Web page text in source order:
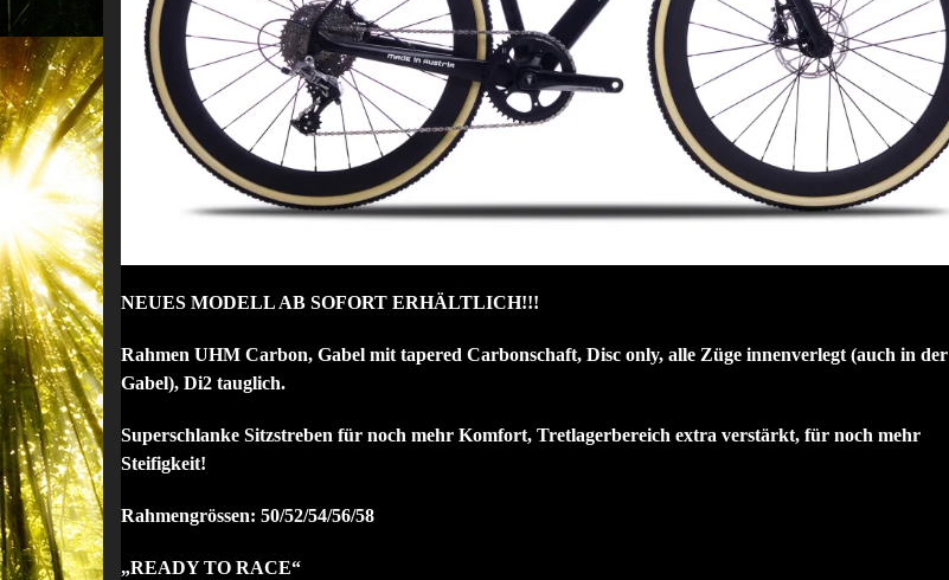
NEUES MODELL AB SOFORT ERHÄLTLICH!!!
Rahmen UHM Carbon, Gabel mit tapered Carbonschaft, Disc only, alle Züge innenverlegt (auch in der
Gabel), Di2 tauglich.
Superschlanke Sitzstreben für noch mehr Komfort, Tretlagerbereich extra verstärkt, für noch mehr
Steifigkeit!
Rahmengrössen: 50/52/54/56/58
„READY TO RACE“